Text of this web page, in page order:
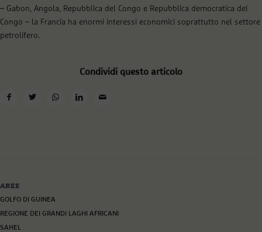
– Gabon, Angola, Repubblica del Congo e Repubblica democratica del
Congo – la Francia ha enormi interessi economici soprattutto nel settore
petrolifero.
Condividi questo articolo
AREE
GOLFO DI GUINEA
REGIONE DEI GRANDI LAGHI AFRICANI
SAHEL